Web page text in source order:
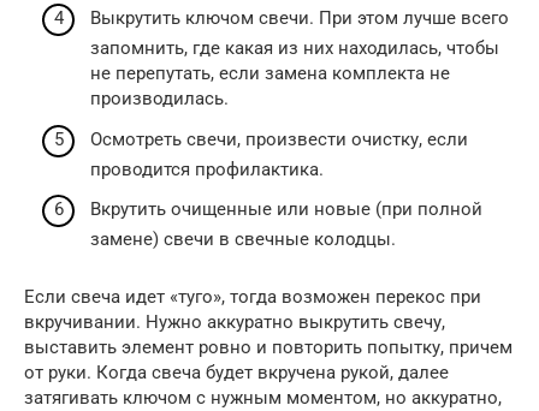
Выкрутить ключом свечи. При этом лучше всего
запомнить, где какая из них находилась, чтобы
не перепутать, если замена комплекта не
производилась.
Осмотреть свечи, произвести очистку, если
проводится профилактика.
Вкрутить очищенные или новые (при полной
замене) свечи в свечные колодцы.
Если свеча идет «туго», тогда возможен перекос при
вкручивании. Нужно аккуратно выкрутить свечу,
выставить элемент ровно и повторить попытку, причем
от руки. Когда свеча будет вкручена рукой, далее
затягивать ключом с нужным моментом, но аккуратно,